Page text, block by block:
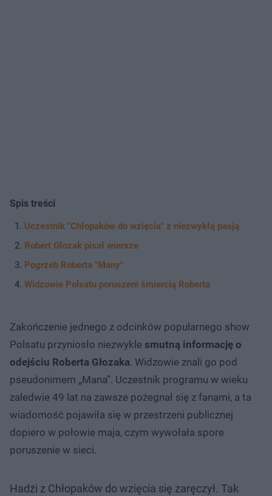
Spis treści
Uczestnik "Chłopaków do wzięcia" z niezwykłą pasją
Robert Głozak pisał wiersze
Pogrzeb Roberta "Many"
Widzowie Polsatu poruszeni śmiercią Roberta
Zakończenie jednego z odcinków popularnego show
Polsatu przyniosło niezwykle smutną informację o
odejściu Roberta Głozaka. Widzowie znali go pod
pseudonimem „Mana”. Uczestnik programu w wieku
zaledwie 49 lat na zawsze pożegnał się z fanami, a ta
wiadomość pojawiła się w przestrzeni publicznej
dopiero w połowie maja, czym wywołała spore
poruszenie w sieci.
Hadżi z Chłopaków do wzięcia się zaręczył. Tak